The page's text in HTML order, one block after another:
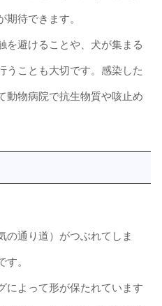
期待できます。
を避けることや、犬が集まる
うことも大切です。感染した
動物病院で抗生物質や咳止め
の通り道）がつぶれてしま
。
によって形が保たれています